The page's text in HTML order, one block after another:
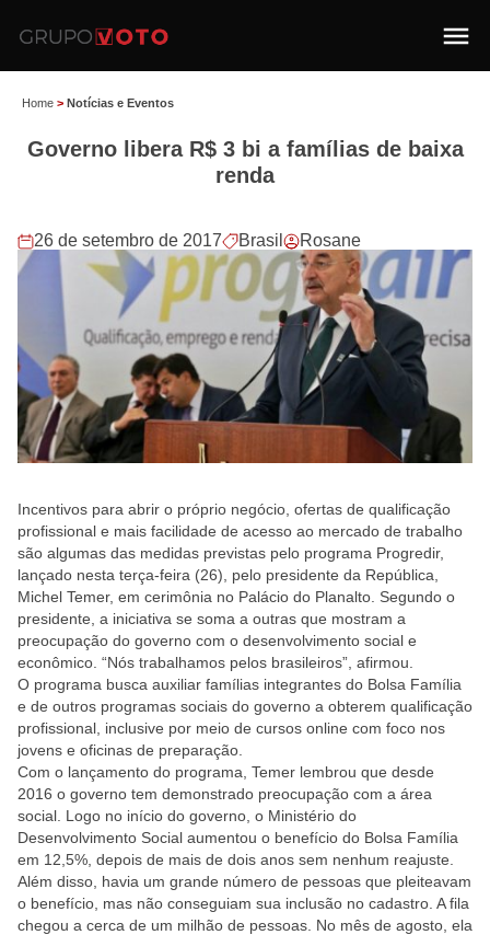
Home > Notícias e Eventos
Governo libera R$ 3 bi a famílias de baixa
renda
26 de setembro de 2017 Brasil Rosane
Incentivos para abrir o próprio negócio, ofertas de qualificação
profissional e mais facilidade de acesso ao mercado de trabalho
são algumas das medidas previstas pelo programa Progredir,
lançado nesta terça-feira (26), pelo presidente da República,
Michel Temer, em cerimônia no Palácio do Planalto. Segundo o
presidente, a iniciativa se soma a outras que mostram a
preocupação do governo com o desenvolvimento social e
econômico. “Nós trabalhamos pelos brasileiros”, afirmou.
O programa busca auxiliar famílias integrantes do Bolsa Família
e de outros programas sociais do governo a obterem qualificação
profissional, inclusive por meio de cursos online com foco nos
jovens e oficinas de preparação.
Com o lançamento do programa, Temer lembrou que desde
2016 o governo tem demonstrado preocupação com a área
social. Logo no início do governo, o Ministério do
Desenvolvimento Social aumentou o benefício do Bolsa Família
em 12,5%, depois de mais de dois anos sem nenhum reajuste.
Além disso, havia um grande número de pessoas que pleiteavam
o benefício, mas não conseguiam sua inclusão no cadastro. A fila
chegou a cerca de um milhão de pessoas. No mês de agosto, ela